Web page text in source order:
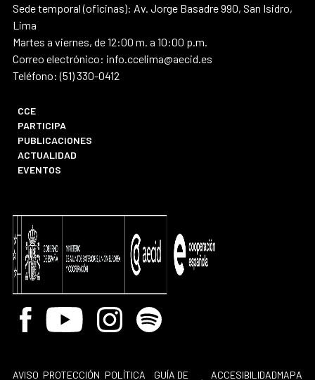
Sede temporal (oficinas): Av. Jorge Basadre 990, San Isidro,
Lima
Martes a viernes, de 12:00 m. a 10:00 p.m.
Correo electrónico: info.ccelima@aecid.es
Teléfono: (51) 330-0412
CCE
PARTICIPA
PUBLICACIONES
ACTUALIDAD
EVENTOS
Facebook
Youtube InstagramSpotify
AVISO PROTECCIÓN POLÍTICA
GUÍA DE
ACCESIBILIDADMAPA